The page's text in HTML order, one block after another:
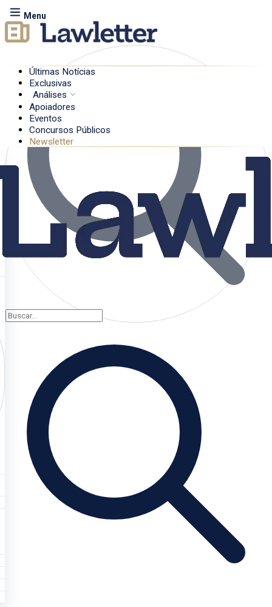
Menu
Últimas Notícias
Exclusivas
Análises
Apoiadores
Eventos
Concursos Públicos
Newsletter